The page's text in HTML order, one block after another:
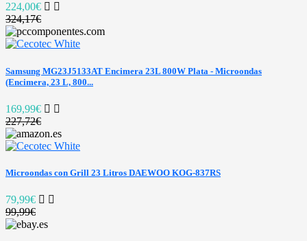
224,00€
324,17€
Samsung MG23J5133AT Encimera 23L 800W Plata - Microondas
(Encimera, 23 L, 800...
169,99€
227,72€
Microondas con Grill 23 Litros DAEWOO KOG-837RS
79,99€
99,99€